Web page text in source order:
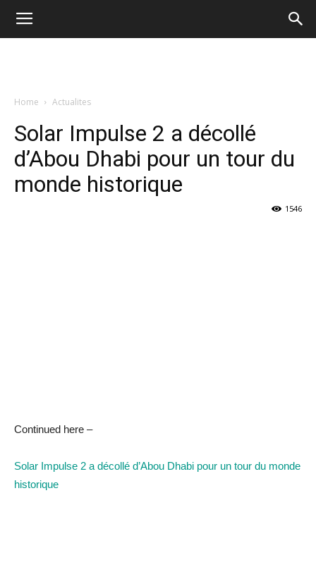
Home Actualites
Solar Impulse 2 a décollé
d’Abou Dhabi pour un tour du
monde historique
1546
Continued here –
Solar Impulse 2 a décollé d’Abou Dhabi pour un tour du monde
historique